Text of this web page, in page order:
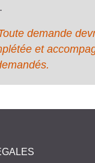
demande
et